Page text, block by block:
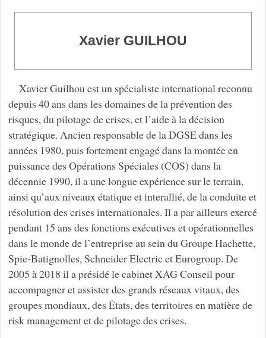
Xavier GUILHOU
Xavier Guilhou est un spécialiste international reconnu
depuis 40 ans dans les domaines de la prévention des
risques, du pilotage de crises, et l’aide à la décision
stratégique. Ancien responsable de la DGSE dans les
années 1980, puis fortement engagé dans la montée en
puissance des Opérations Spéciales (COS) dans la
décennie 1990, il a une longue expérience sur le terrain,
ainsi qu’aux niveaux étatique et interallié, de la conduite et
résolution des crises internationales. Il a par ailleurs exercé
pendant 15 ans des fonctions exécutives et opérationnelles
dans le monde de l’entreprise au sein du Groupe Hachette,
Spie-Batignolles, Schneider Electric et Eurogroup. De
2005 à 2018 il a présidé le cabinet XAG Conseil pour
accompagner et assister des grands réseaux vitaux, des
groupes mondiaux, des États, des territoires en matière de
risk management et de pilotage des crises.